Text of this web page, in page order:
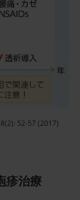
52-57 (2017)
疹治療